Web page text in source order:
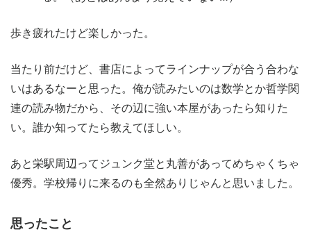
歩き疲れたけど楽しかった。
当たり前だけど、書店によってラインナップが合う合わな
いはあるなーと思った。俺が読みたいのは数学とか哲学関
連の読み物だから、その辺に強い本屋があったら知りた
い。誰か知ってたら教えてほしい。
あと栄駅周辺ってジュンク堂と丸善があってめちゃくちゃ
優秀。学校帰りに来るのも全然ありじゃんと思いました。
思ったこと